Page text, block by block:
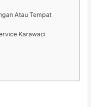
Atau Tempat
Karawaci